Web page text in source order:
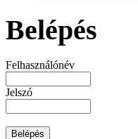
Belépés
Felhasználónév
Jelszó